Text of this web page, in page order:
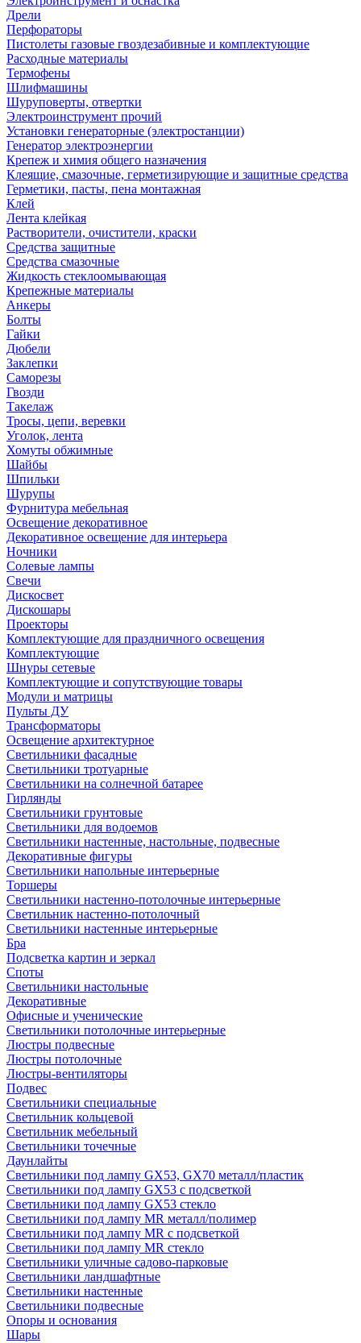
Дрели
Перфораторы
Пистолеты газовые гвоздезабивные и комплектующие
Расходные материалы
Термофены
Шлифмашины
Шуруповерты, отвертки
Электроинструмент прочий
Установки генераторные (электростанции)
Генератор электроэнергии
Крепеж и химия общего назначения
Клеящие, смазочные, герметизирующие и защитные средства
Герметики, пасты, пена монтажная
Клей
Лента клейкая
Растворители, очистители, краски
Средства защитные
Средства смазочные
Жидкость стеклоомывающая
Крепежные материалы
Анкеры
Болты
Гайки
Дюбели
Заклепки
Саморезы
Гвозди
Такелаж
Тросы, цепи, веревки
Уголок, лента
Хомуты обжимные
Шайбы
Шпильки
Шурупы
Фурнитура мебельная
Освещение декоративное
Декоративное освещение для интерьера
Ночники
Солевые лампы
Свечи
Дискосвет
Дискошары
Проекторы
Комплектующие для праздничного освещения
Комплектующие
Шнуры сетевые
Комплектующие и сопутствующие товары
Модули и матрицы
Пульты ДУ
Трансформаторы
Освещение архитектурное
Светильники фасадные
Светильники тротуарные
Светильники на солнечной батарее
Гирлянды
Светильники грунтовые
Светильники для водоемов
Светильники настенные, настольные, подвесные
Декоративные фигуры
Светильники напольные интерьерные
Торшеры
Светильники настенно-потолочные интерьерные
Светильник настенно-потолочный
Светильники настенные интерьерные
Бра
Подсветка картин и зеркал
Споты
Светильники настольные
Декоративные
Офисные и ученические
Светильники потолочные интерьерные
Люстры подвесные
Люстры потолочные
Люстры-вентиляторы
Подвес
Светильники специальные
Светильник кольцевой
Светильник мебельный
Светильники точечные
Даунлайты
Светильники под лампу GX53, GX70 металл/пластик
Светильники под лампу GX53 с подсветкой
Светильники под лампу GX53 стекло
Светильники под лампу MR металл/полимер
Светильники под лампу MR с подсветкой
Светильники под лампу MR стекло
Светильники уличные садово-парковые
Светильники ландшафтные
Светильники настенные
Светильники подвесные
Опоры и основания
Шары